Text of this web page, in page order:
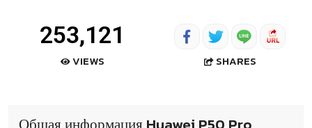
253,121
VIEWS SHARES